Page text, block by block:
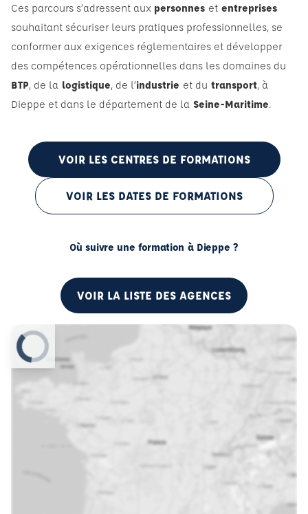
Ces parcours s’adressent aux personnes et entreprises
souhaitant sécuriser leurs pratiques professionnelles, se
conformer aux exigences réglementaires et développer
des compétences opérationnelles dans les domaines du
BTP, de la logistique, de l’industrie et du transport, à
Dieppe et dans le département de la Seine-Maritime.
VOIR LES CENTRES DE FORMATIONS
VOIR LES DATES DE FORMATIONS
Où suivre une formation à Dieppe ?
VOIR LA LISTE DES AGENCES